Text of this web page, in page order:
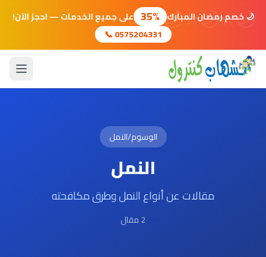
🌙
⭐
🌙
⭐
🌙
⭐
🌙 🌙 خصم رمضان المبارك 35% على جميع الخدمات — احجز الآن!
📞 0575204331
الوسوم/النمل
النمل
مقالات عن أنواع النمل وطرق مكافحته
2 مقال